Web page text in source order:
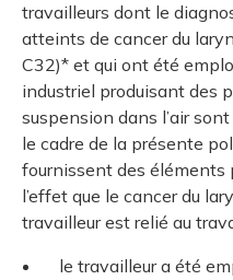
travailleurs dont le
atteints de cancer du
C32)* et qui ont été
industriel produisant des
suspension dans l’air
le cadre de la présente
fournissent des
l’effet que le cancer du
travailleur est relié au
le travailleur a été